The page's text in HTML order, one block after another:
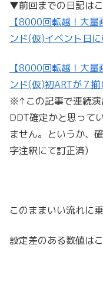
▼前回までの日記は
【8000回転越！大
ンド(仮)イベント日
【8000回転越！大
ンド(仮)初ARTが７
※↑この記事で連続演
DDT確定かと思って
ません。というか、
字注釈にて訂正済)
このままいい流れに
設定差のある数値は